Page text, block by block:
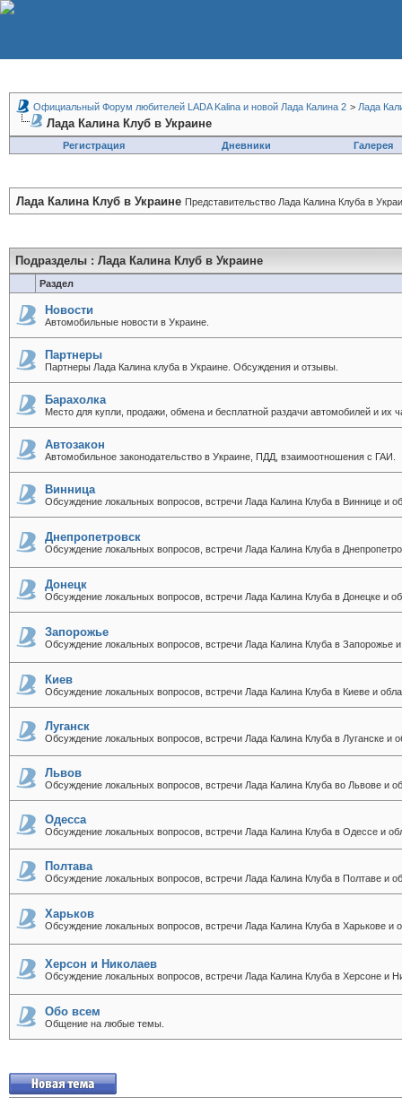
Официальный Форум любителей LADA Kalina и новой Лада Калина 2 > Лада
Лада Калина Клуб в Украине
Регистрация Дневники Галерея
Лада Калина Клуб в Украине Представительство Лада Калина Клуба в
Подразделы : Лада Калина Клуб в Украине
Раздел
Новости
Автомобильные новости в Украине.
Партнеры
Партнеры Лада Калина клуба в Украине. Обсуждения и отзывы.
Барахолка
Место для купли, продажи, обмена и бесплатной раздачи автомобилей и их
Автозакон
Автомобильное законодательство в Украине, ПДД, взаимоотношения с ГАИ.
Винница
Обсуждение локальных вопросов, встречи Лада Калина Клуба в Виннице и
Днепропетровск
Обсуждение локальных вопросов, встречи Лада Калина Клуба в
Донецк
Обсуждение локальных вопросов, встречи Лада Калина Клуба в Донецке и
Запорожье
Обсуждение локальных вопросов, встречи Лада Калина Клуба в Запорожье и
Киев
Обсуждение локальных вопросов, встречи Лада Калина Клуба в Киеве и
Луганск
Обсуждение локальных вопросов, встречи Лада Калина Клуба в Луганске и
Львов
Обсуждение локальных вопросов, встречи Лада Калина Клуба во Львове и
Одесса
Обсуждение локальных вопросов, встречи Лада Калина Клуба в Одессе и
Полтава
Обсуждение локальных вопросов, встречи Лада Калина Клуба в Полтаве и
Харьков
Обсуждение локальных вопросов, встречи Лада Калина Клуба в Харькове и
Херсон и Николаев
Обсуждение локальных вопросов, встречи Лада Калина Клуба в Херсоне и
Обо всем
Общение на любые темы.